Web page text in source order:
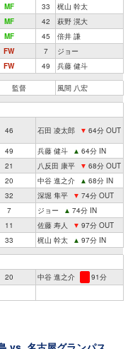
MF 33
梶山 幹太
MF 42
萩野 滉大
MF 45
倍井 謙
FW 7
ジョー
FW 49 兵藤 健斗
監督 風間 八宏
46 石田 凌太郎 ▼ 64分 OUT
49 兵藤 健斗 ▲ 64分 IN
21 八反田 康平 ▼ 68分 OUT
20 中谷 進之介 ▲ 68分 IN
32 深堀 隼平 ▼ 74分 OUT
7 ジョー ▲ 74分 IN
11 佐藤 寿人 ▼ 97分 OUT
33 梶山 幹太 ▲ 97分 IN
20 中谷 進之介
91分